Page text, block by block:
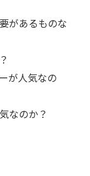
があるものな
が人気なの
なのか？